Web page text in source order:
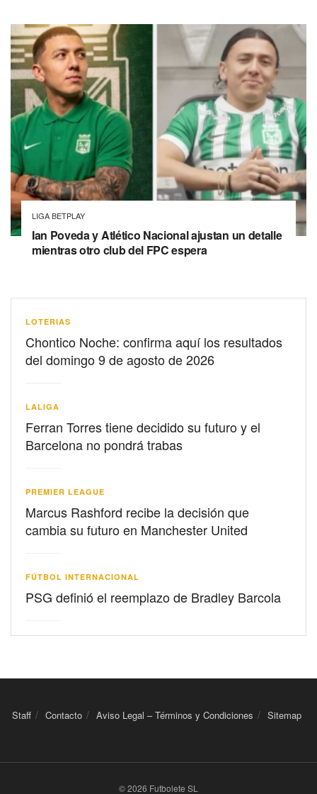
LIGA BETPLAY
Ian Poveda y Atlético Nacional ajustan un detalle
mientras otro club del FPC espera
LOTERIAS
Chontico Noche: confirma aquí los resultados
del domingo 9 de agosto de 2026
LALIGA
Ferran Torres tiene decidido su futuro y el
Barcelona no pondrá trabas
PREMIER LEAGUE
Marcus Rashford recibe la decisión que
cambia su futuro en Manchester United
FÚTBOL INTERNACIONAL
PSG definió el reemplazo de Bradley Barcola
Staff Contacto Aviso Legal – Términos y Condiciones Sitemap
© 2026 Futbolete SL